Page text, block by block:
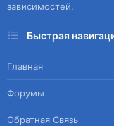
зависимостей.
Быстрая
Главная
Форумы
Обратная Связь